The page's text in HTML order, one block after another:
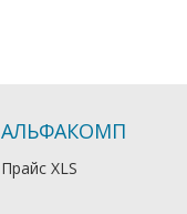
АЛЬФАКОМП
Прайс XLS